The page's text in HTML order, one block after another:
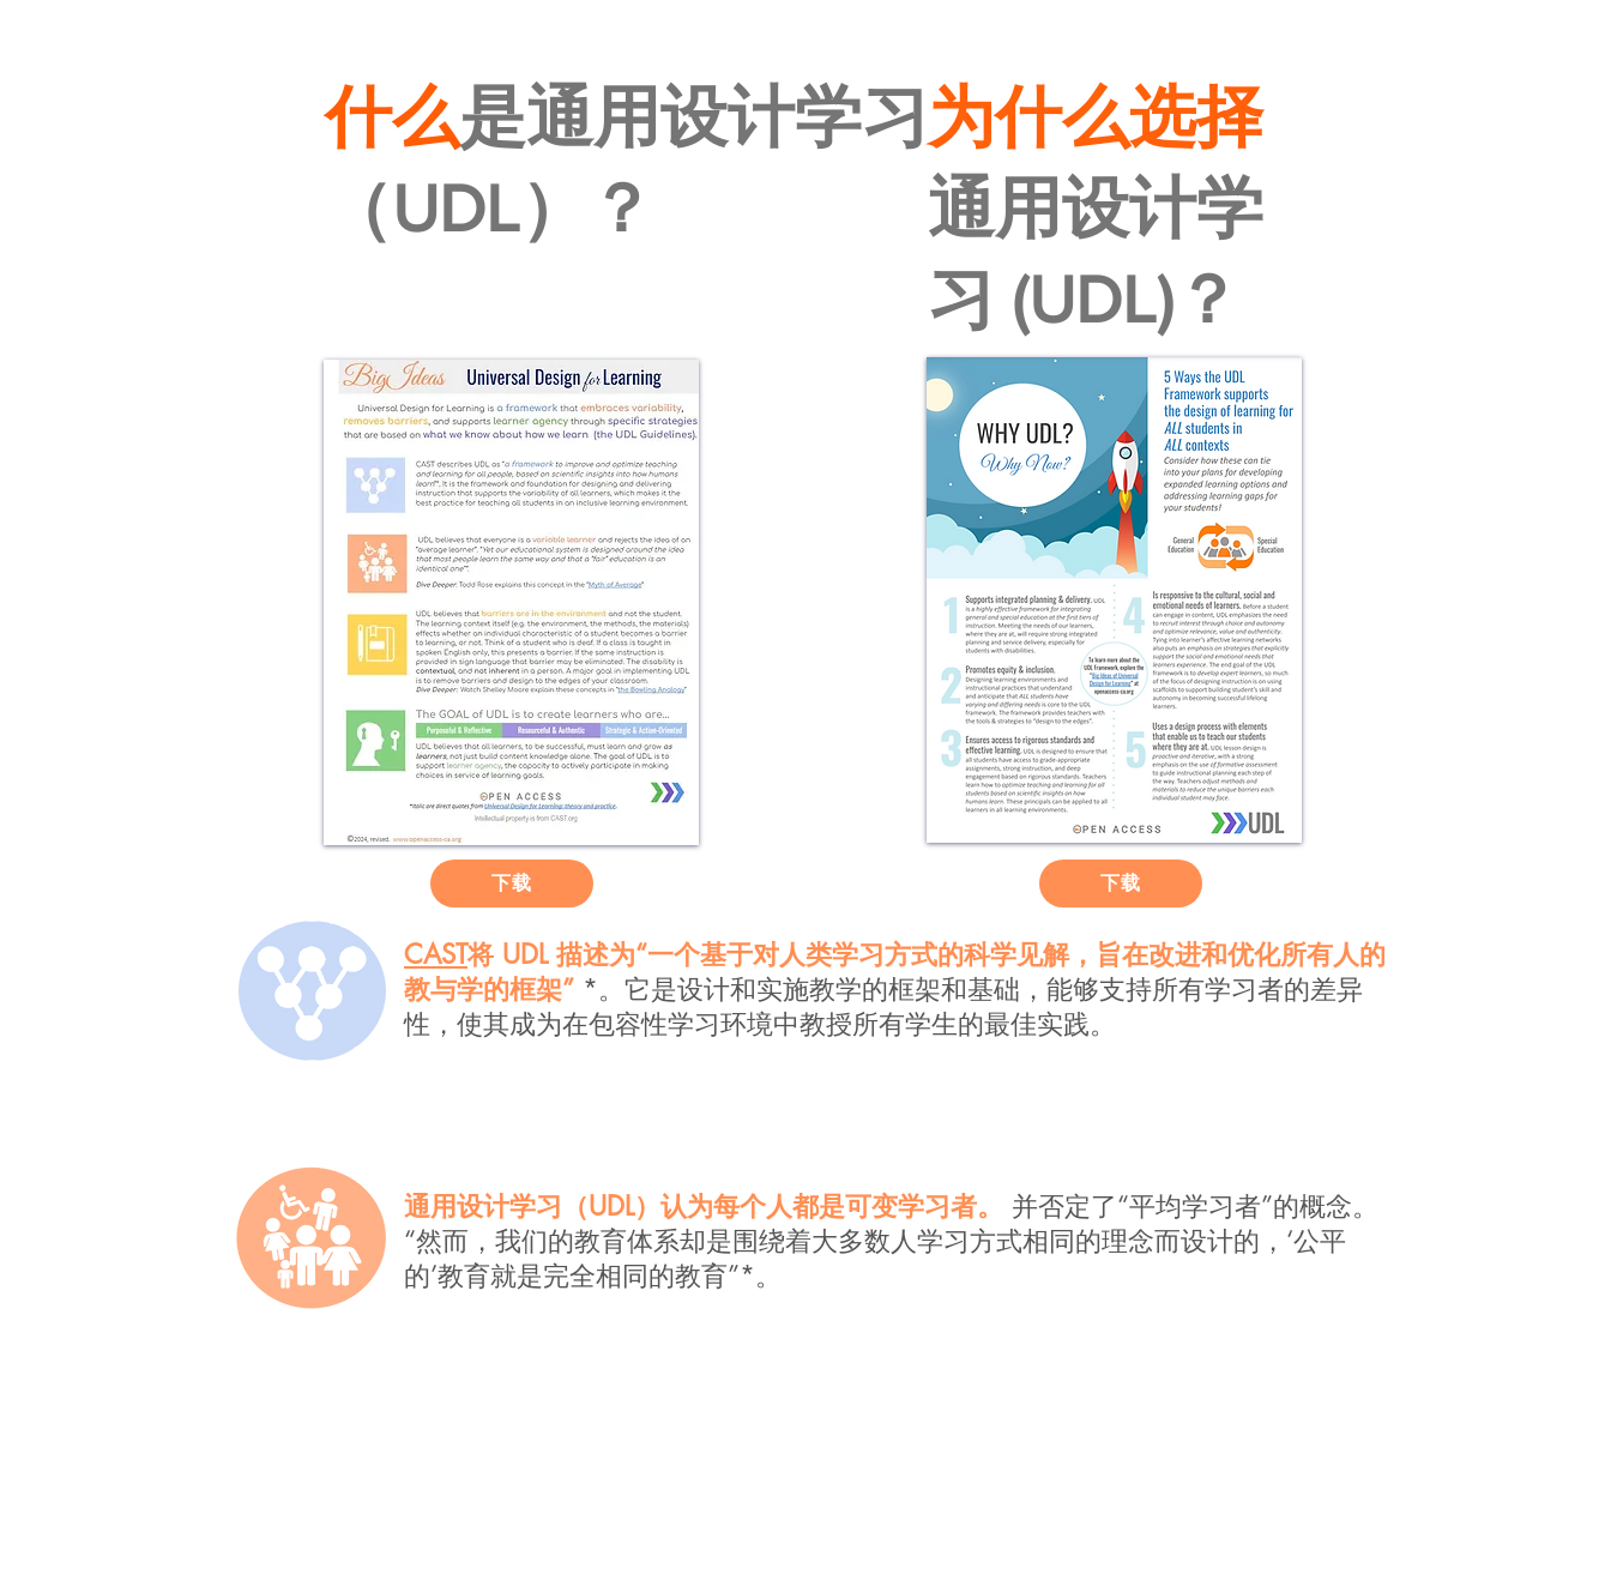
什么是通用设计学习
（UDL）？
为什么选择
通用设计学
习 (UDL)？
下载 下载
CAST将 UDL 描述为“一个基于对人类学习方式的科学见解，旨在改进和优化所有人的
教与学的框架” *。它是设计和实施教学的框架和基础，能够支持所有学习者的差异
性，使其成为在包容性学习环境中教授所有学生的最佳实践。
通用设计学习（UDL）认为每个人都是可变学习者。
并否定了“平均学习者”的概念。
“然而，我们的教育体系却是围绕着大多数人学习方式相同的理念而设计的，‘公平
的’教育就是完全相同的教育”*。